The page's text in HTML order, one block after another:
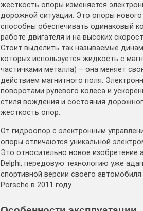
жесткость опоры изменяется
дорожной ситуации. Это опоры
способны обеспечивать одинаковый
работе двигателя и на высоких
Стоит выделить так называемые
которых используется жидкость с
частичками металла) – она меняет
действием магнитного поля.
поворотами рулевого колеса и
стиля вождения и состояния
жесткость опор.
От гидроопор с электронным
опоры отличаются уникальной
Это относительно новое изобретение
Delphi, передовую технологию уже
спортивной версии своего
Porsche в 2011 году.